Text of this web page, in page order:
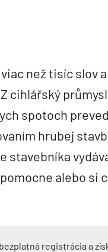
než tisíc slov
cihlářský
spotoch
hrubej
stavebníka
alebo si
registrácia a